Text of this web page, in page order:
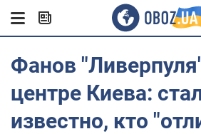
Фанов
центре Киева:
известно, кто